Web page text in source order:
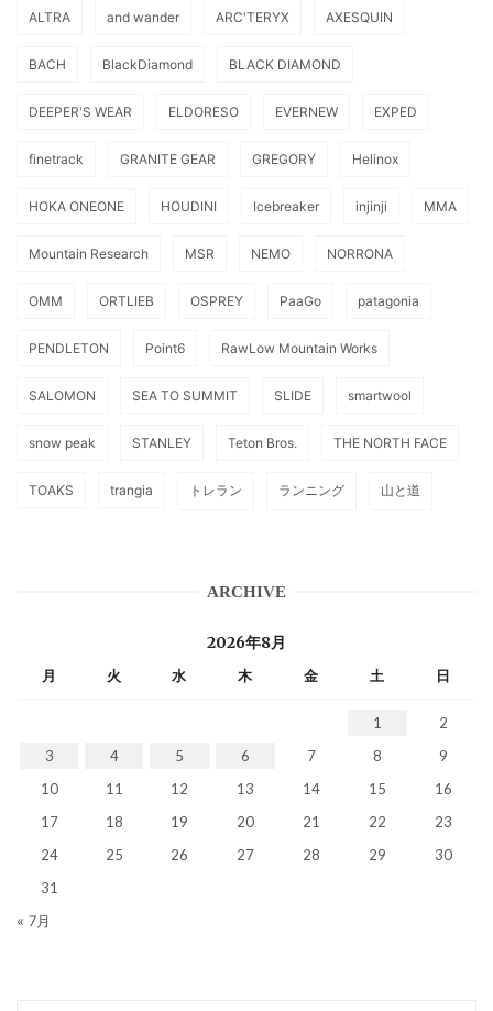
ALTRA and wander ARC'TERYX AXESQUIN
BACH BlackDiamond BLACK DIAMOND
DEEPER'S WEAR ELDORESO EVERNEW EXPED
finetrack GRANITE GEAR GREGORY Helinox
HOKA ONEONE HOUDINI Icebreaker injinji MMA
Mountain Research MSR NEMO NORRONA
OMM ORTLIEB OSPREY PaaGo patagonia
PENDLETON Point6 RawLow Mountain Works
SALOMON SEA TO SUMMIT SLIDE smartwool
snow peak STANLEY Teton Bros. THE NORTH FACE
TOAKS trangia トレラン ランニング 山と道
ARCHIVE
2026年8月
月 火 水 木 金 土 日
1
2
3
4 5 6 7 8
9
10
11 12 13 14 15
16
17
18 19 20 21 22
23
24
25 26 27 28 29
30
31
« 7月